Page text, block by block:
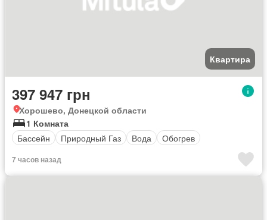
Квартира
397 947 грн
Хорошево, Донецкой области
1 Комната
Бассейн
Природный Газ Вода Обогрев
7 часов назад